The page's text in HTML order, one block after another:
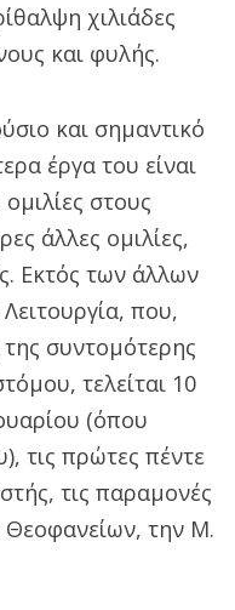
χιλιάδες
και φυλής.
και σημαντικό
έργα του είναι
στους
άλλες ομιλίες,
Εκτός των άλλων
που,
συντομότερης
τελείται 10
(όπου
τις πρώτες πέντε
τις παραμονές
Θεοφανείων, την Μ.